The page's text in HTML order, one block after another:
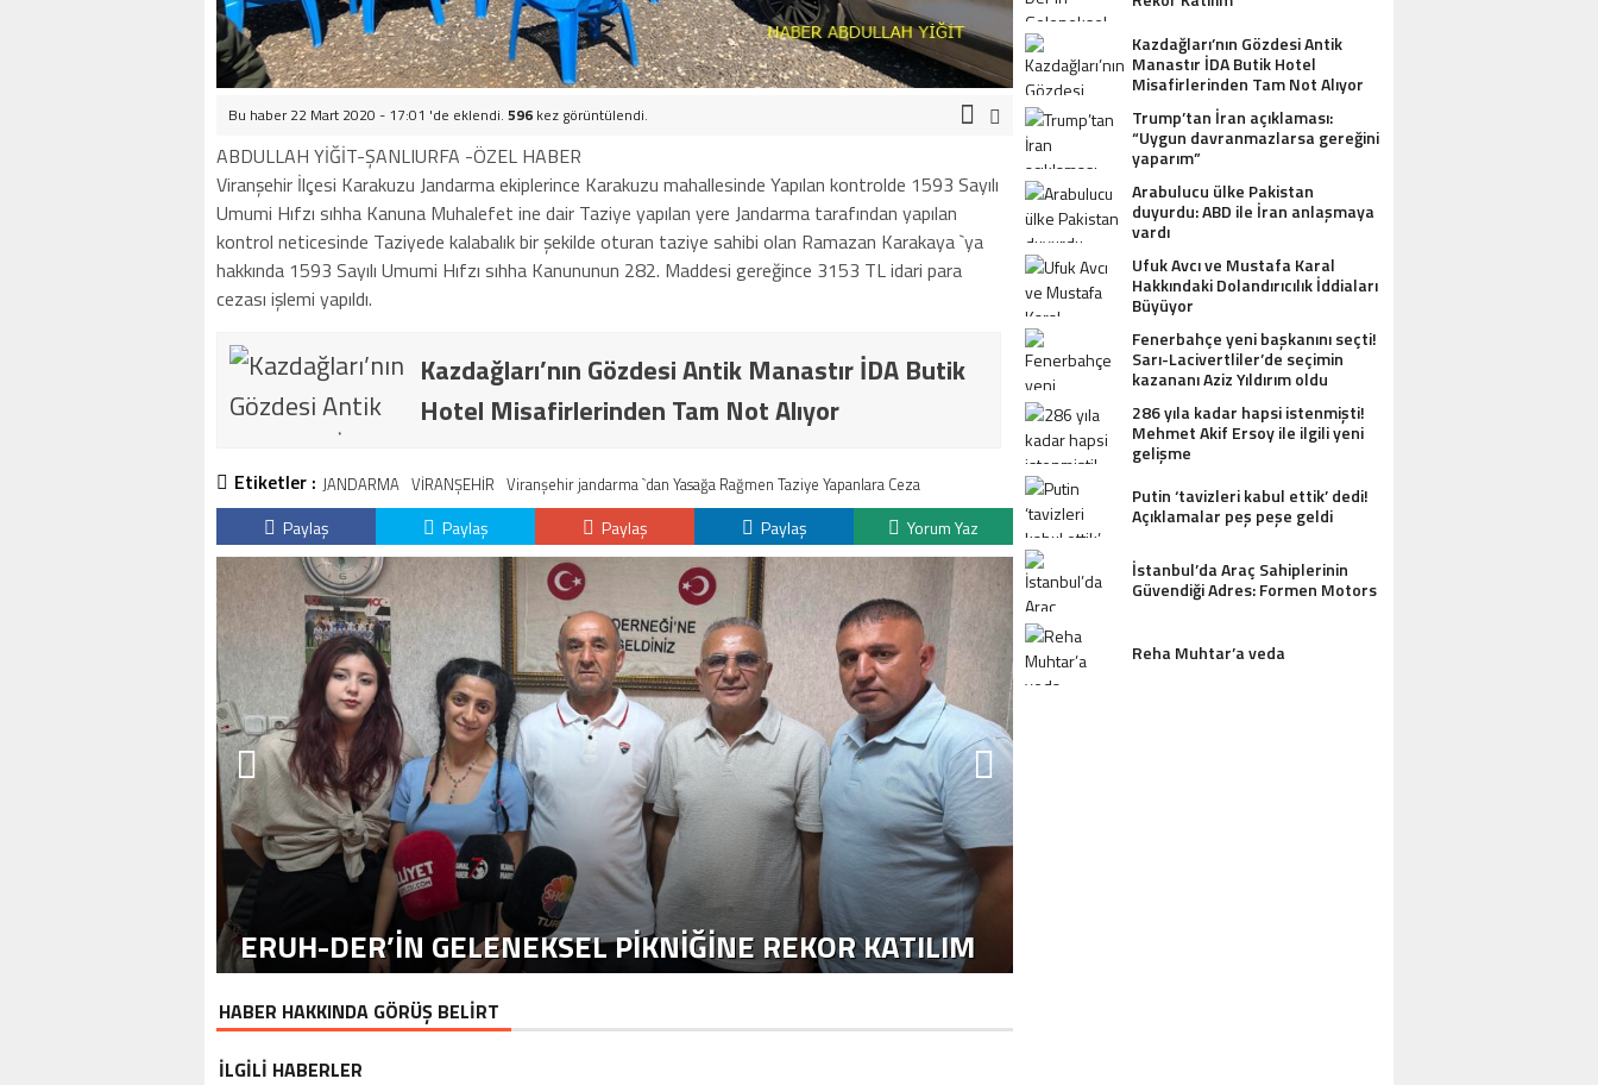
Bu haber 22 Mart 2020 - 17:01 'de eklendi. 596 kez görüntülendi.
ABDULLAH YİĞİT-ŞANLIURFA -ÖZEL HABER
Viranşehir İlçesi Karakuzu Jandarma ekiplerince Karakuzu mahallesinde Yapılan kontrolde 1593 Sayılı
Umumi Hıfzı sıhha Kanuna Muhalefet ine dair Taziye yapılan yere Jandarma tarafından yapılan
kontrol neticesinde Taziyede kalabalık bir şekilde oturan taziye sahibi olan Ramazan Karakaya `ya
hakkında 1593 Sayılı Umumi Hıfzı sıhha Kanununun 282. Maddesi gereğince 3153 TL idari para
cezası işlemi yapıldı.
Kazdağları’nın Gözdesi Antik Manastır İDA Butik
Hotel Misafirlerinden Tam Not Alıyor
Etiketler : JANDARMA VİRANŞEHİR Viranşehir jandarma `dan Yasağa Rağmen Taziye Yapanlara Ceza
Paylaş Paylaş Paylaş Paylaş Yorum Yaz
ERUH-DER’IN GELENEKSEL PIKNIĞINE REKOR KATILIM
KAZDAĞLARI’NIN GÖZDESI ANTIK
HOTEL MISAFIRLERINDEN TAM NOT
HABER HAKKINDA GÖRÜŞ BELİRT
Kazdağları’nın Gözdesi Antik
Manastır İDA Butik Hotel
Misafirlerinden Tam Not Alıyor
Trump’tan İran açıklaması:
“Uygun davranmazlarsa gereğini
yaparım”
Arabulucu ülke Pakistan
duyurdu: ABD ile İran anlaşmaya
vardı
Ufuk Avcı ve Mustafa Karal
Hakkındaki Dolandırıcılık İddiaları
Büyüyor
Fenerbahçe yeni başkanını seçti!
Sarı-Lacivertliler’de seçimin
kazananı Aziz Yıldırım oldu
286 yıla kadar hapsi istenmişti!
Mehmet Akif Ersoy ile ilgili yeni
gelişme
Putin ‘tavizleri kabul ettik’ dedi!
Açıklamalar peş peşe geldi
İstanbul’da Araç Sahiplerinin
Güvendiği Adres: Formen Motors
Reha Muhtar’a veda
İLGİLİ HABERLER